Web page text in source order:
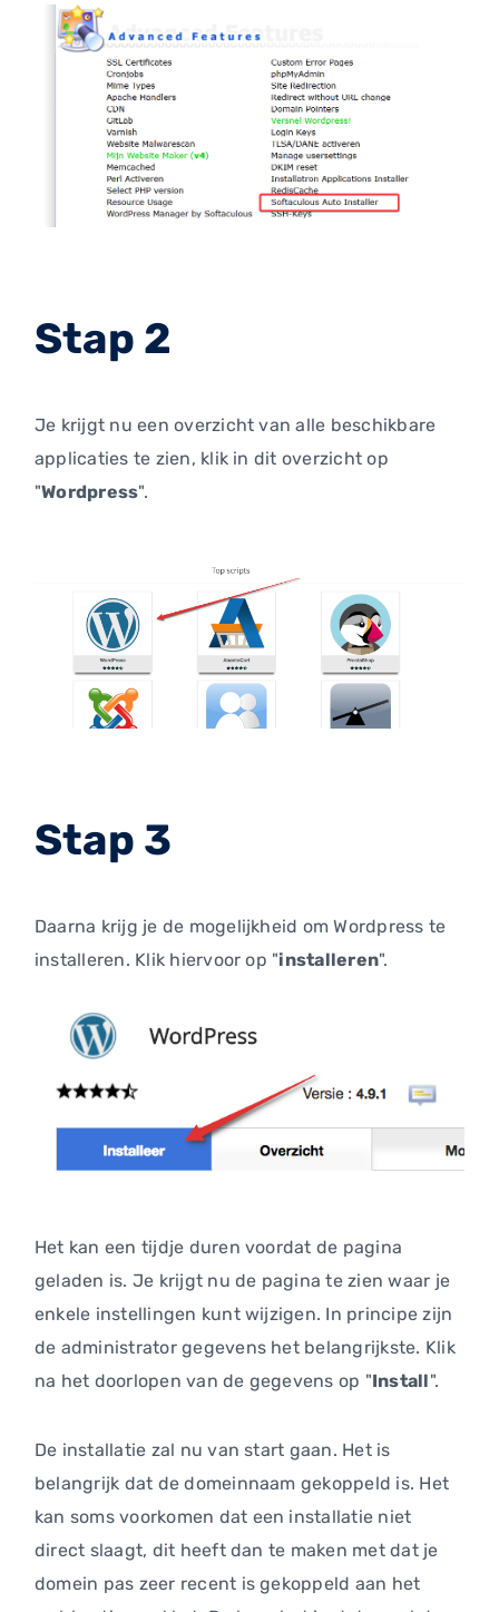
Stap 2
Je krijgt nu een overzicht van alle beschikbare
applicaties te zien, klik in dit overzicht op
"Wordpress".
Stap 3
Daarna krijg je de mogelijkheid om Wordpress te
installeren. Klik hiervoor op "installeren".
Het kan een tijdje duren voordat de pagina
geladen is. Je krijgt nu de pagina te zien waar je
enkele instellingen kunt wijzigen. In principe zijn
de administrator gegevens het belangrijkste. Klik
na het doorlopen van de gegevens op "Install".
De installatie zal nu van start gaan. Het is
belangrijk dat de domeinnaam gekoppeld is. Het
kan soms voorkomen dat een installatie niet
direct slaagt, dit heeft dan te maken met dat je
domein pas zeer recent is gekoppeld aan het